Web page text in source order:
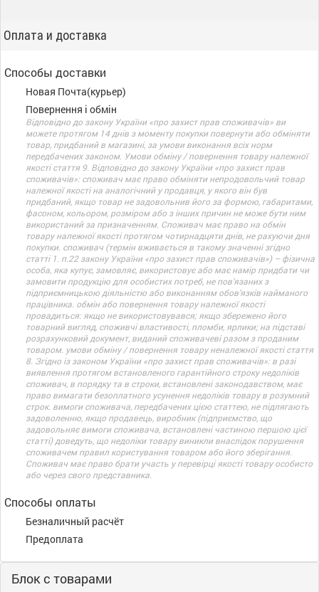
Оплата и доставка
Способы доставки
Новая Почта(курьер)
Повернення і обмін
Відповідно до закону України «про захист прав споживачів» ви
можете протягом 14 днів з моменту покупки повернути або обміняти
товар, придбаний в магазині, за умови виконання всіх норм
передбачених законом. Умови обміну / повернення товару належної
якості стаття 9. Відповідно до закону України «про захист прав
споживачів»: споживач має право обміняти непродовольчий товар
належної якості на аналогічний у продавця, у якого він був
придбаний, якщо товар не задовольнив його за формою, габаритами,
фасоном, кольором, розміром або з інших причин не може бути ним
використаний за призначенням. Споживач має право на обмін
товару належної якості протягом чотирнадцяти днів, не рахуючи дня
покупки. споживач (термін вживається в такому значенні згідно
статті 1. п.22 закону України «про захист прав споживачів») – фізична
особа, яка купує, замовляє, використовує або має намір придбати чи
замовити продукцію для особистих потреб, не пов’язаних з
підприємницькою діяльністю або виконанням обов’язків найманого
працівника. обмін або повернення товару належної якості
провадиться: якщо не використовувався; якщо збережено його
товарний вигляд, споживчі властивості, пломби, ярлики; на підставі
розрахунковий документ, виданий споживачеві разом з проданим
товаром. умови обміну / повернення товару неналежної якості стаття
8. Згідно із законом України «про захист прав споживачів»: в разі
виявлення протягом встановленого гарантійного строку недоліків
споживач, в порядку та в строки, встановлені законодавством, має
право вимагати безоплатного усунення недоліків товару в розумний
строк. вимоги споживача, передбачених цією статтею, не підлягають
задоволенню, якщо продавець, виробник (підприємство, що
задовольняє вимоги споживача, встановлені частиною першою цієї
статті) доведуть, що недоліки товару виникли внаслідок порушення
споживачем правил користування товаром або його зберігання.
Споживач має право брати участь у перевірці якості товару особисто
або через свого представника.
Способы оплаты
Безналичный расчёт
Предоплата
Блок с товарами